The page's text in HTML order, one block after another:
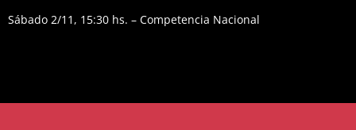
Sábado 2/11, 15:30 hs. – Competencia Nacional